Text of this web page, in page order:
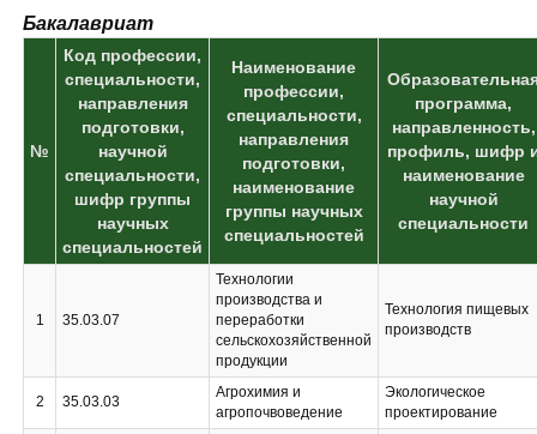
Бакалавриат
№
Код профессии,
специальности,
направления
подготовки,
научной
специальности,
шифр группы
научных
специальностей
Наименование
профессии,
специальности,
направления
подготовки,
наименование
группы научных
специальностей
программа,
направленность,
профиль, шифр
наименование
научной
специальности
1 35.03.07
Технологии
производства и
переработки
сельскохозяйственной
продукции
Технология пищевых
производств
2 35.03.03
Агрохимия и
агропочвоведение
Экологическое
проектирование